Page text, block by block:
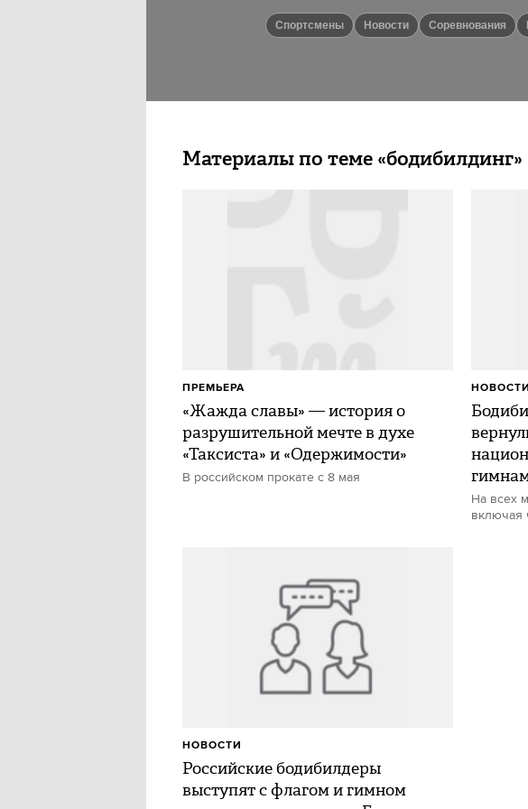
спортсмены новости Соревнования
Материалы по теме «бодибилдинг»
«Жажда славы» — история о
разрушительной мечте в духе
«Таксиста» и «Одержимости»
В российском прокате с 8 мая
ПРЕМЬЕРА
На всех
включая
НОВОСТИ
Российские бодибилдеры
выступят с флагом и гимном
НОВОСТИ